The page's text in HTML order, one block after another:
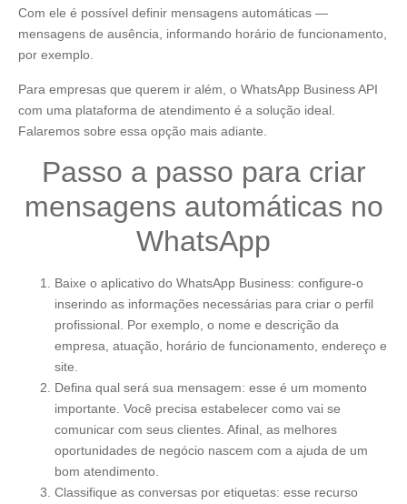
Com ele é possível definir mensagens automáticas —
mensagens de ausência, informando horário de funcionamento,
por exemplo.
Para empresas que querem ir além, o WhatsApp Business API
com uma plataforma de atendimento é a solução ideal.
Falaremos sobre essa opção mais adiante.
Passo a passo para criar
mensagens automáticas no
WhatsApp
Baixe o aplicativo do WhatsApp Business: configure-o
inserindo as informações necessárias para criar o perfil
profissional. Por exemplo, o nome e descrição da
empresa, atuação, horário de funcionamento, endereço e
site.
Defina qual será sua mensagem: esse é um momento
importante. Você precisa estabelecer como vai se
comunicar com seus clientes. Afinal, as melhores
oportunidades de negócio nascem com a ajuda de um
bom atendimento.
Classifique as conversas por etiquetas: esse recurso